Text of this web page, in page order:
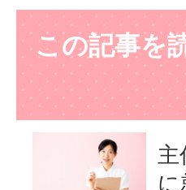
この記事を
主
に